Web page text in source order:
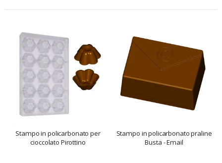
Stampo in policarbonato per
cioccolato Pirottino
Stampo in policarbonato praline
Busta - Email